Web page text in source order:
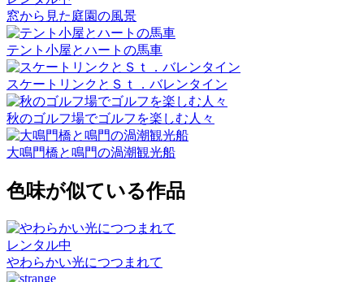
窓から見た庭園の風景
テント小屋とハートの馬車
スケートリンクとＳｔ．バレンタイン
秋のゴルフ場でゴルフを楽しむ人々
大鳴門橋と鳴門の渦潮観光船
色味が似ている作品
レンタル中
やわらかい光につつまれて